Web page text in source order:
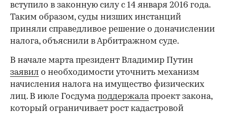
вступило в законную силу с 14 января 2016 года.
Таким образом, суды низших инстанций
приняли справедливое решение о доначислении
налога, объяснили в Арбитражном суде.
В начале марта президент Владимир Путин
заявил о необходимости уточнить механизм
начисления налога на имущество физических
лиц. В июле Госдумаподдержалапроект закона,
который ограничивает рост кадастровой